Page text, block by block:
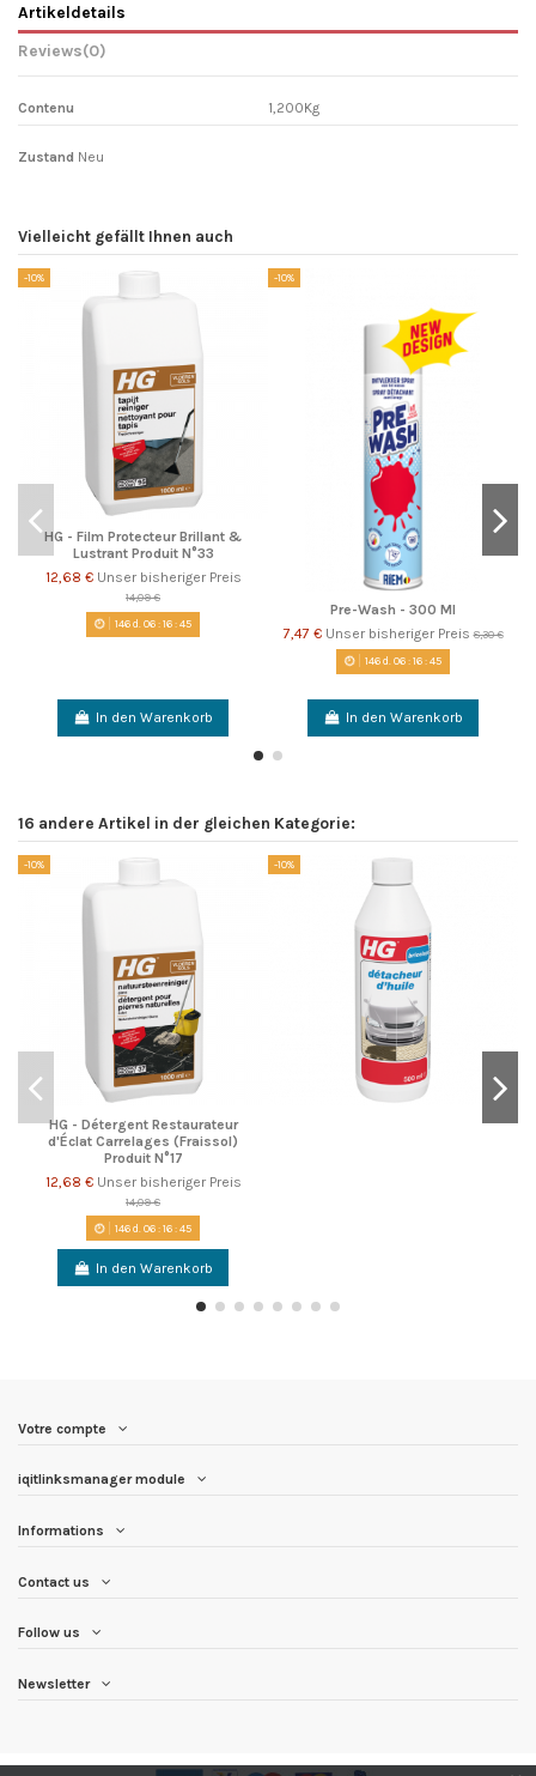
Artikeldetails
Reviews(0)
Contenu 1,200Kg
Zustand Neu
Vielleicht gefällt Ihnen auch
-10%
HG - Film Protecteur Brillant &
Lustrant Produit N°33
12,68 € Unser bisheriger Preis
14,09 €
146d.06:16:45
In den Warenkorb
-10%
Pre-Wash - 300 Ml
7,47 € Unser bisheriger Preis8,30 €
146d.06:16:45
In den Warenkorb
16 andere Artikel in der gleichen Kategorie:
-10%
HG - Détergent Restaurateur
d'Éclat Carrelages (Fraissol)
Produit N°17
12,68 € Unser bisheriger Preis
14,09 €
146d. 06:16:45
In den Warenkorb
-10%
Votre compte
iqitlinksmanager module
Informations
Contact us
Follow us
Newsletter